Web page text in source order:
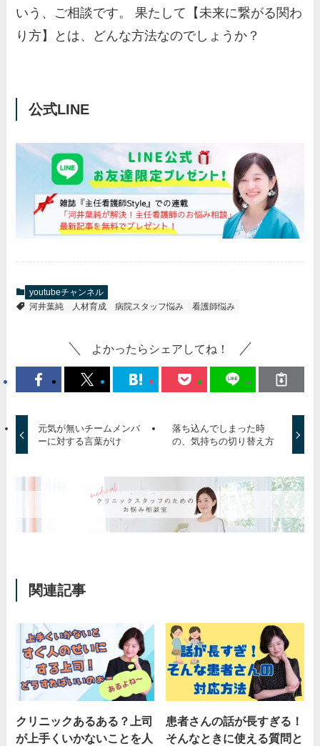
いう、ご相談です。 果たして【未来に繋がる関わ
り方】とは、どんな方法なのでしょうか？
公式LINE
youtubeチャンネル
河井葉純
人材育成 病院スタッフ悩み 看護師悩み
よかったらシェアしてね！
元気が無いチームメンバ
ーに対する言葉がけ
落ち込んでしまった時
の、気持ちの切り替え方
関連記事
クリニックあるある？上司
が上手くいかないことを人
患者さんの話が長すぎる！
そんなときに使える質問と